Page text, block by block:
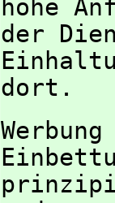
hohe
der
dort.